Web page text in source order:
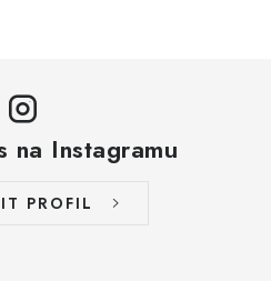
na Instagramu
PROFIL